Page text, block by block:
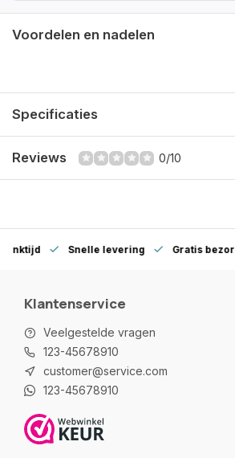
Voordelen en nadelen
Specificaties
Reviews 0/10
Snelle levering Gratis
Klantenservice
Veelgestelde vragen
123-45678910
customer@service.com
123-45678910